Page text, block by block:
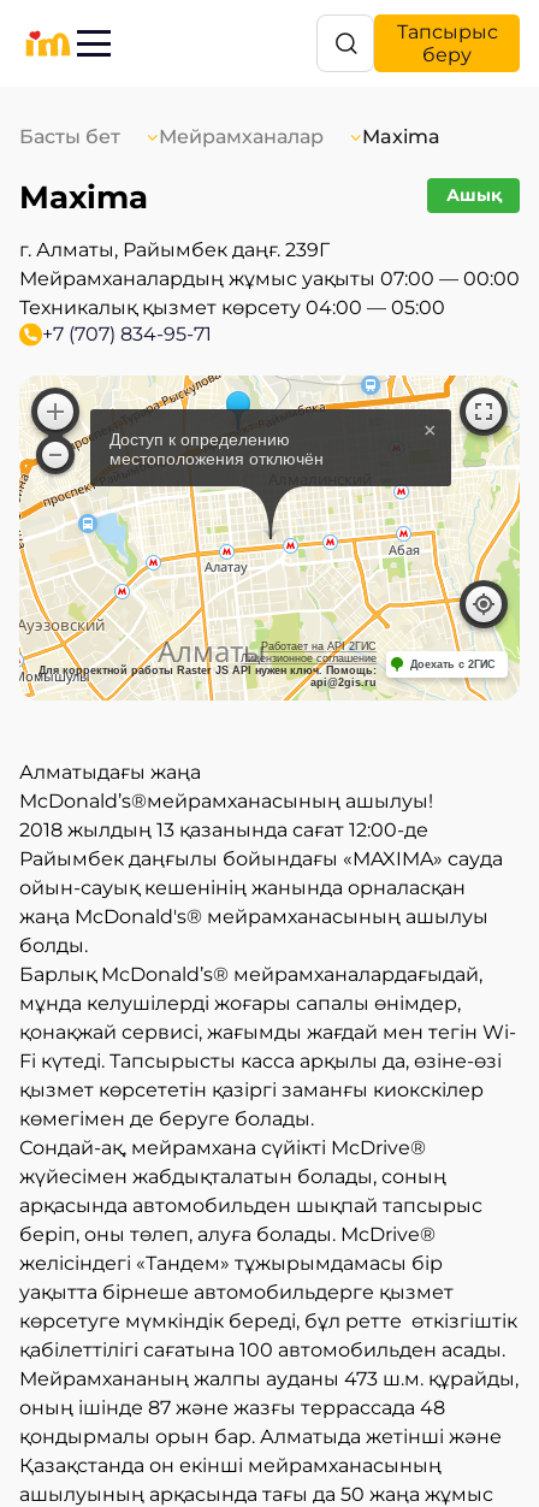
Тапсырыс
беру
Басты бет Мейрамханалар Maxima
Maxima Ашық
г. Алматы, Райымбек даңғ. 239Г
Мейрамханалардың жұмыс уақыты 07:00 — 00:00
Техникалық қызмет көрсету 04:00 — 05:00
+7 (707) 834-95-71
×
Доступ к определению
местоположения отключён
Работает на API 2ГИС
Лицензионное соглашение
Для корректной работы Raster JS API нужен ключ. Помощь:
api@2gis.ru
Доехать с 2ГИС
Алматыдағы жаңа
McDonald’s®мейрамханасының ашылуы!
2018 жылдың 13 қазанында сағат 12:00-де
Райымбек даңғылы бойындағы «MAXIMA» сауда
ойын-сауық кешенінің жанында орналасқан
жаңа McDonald's® мейрамханасының ашылуы
болды.
Барлық McDonald’s® мейрамханалардағыдай,
мұнда келушілерді жоғары сапалы өнімдер,
қонақжай сервисі, жағымды жағдай мен тегін Wi-
Fi күтеді. Тапсырысты касса арқылы да, өзіне-өзі
қызмет көрсететін қазіргі заманғы киокскілер
көмегімен де беруге болады.
Сондай-ақ, мейрамхана сүйікті McDrive®
жүйесімен жабдықталатын болады, соның
арқасында автомобильден шықпай тапсырыс
беріп, оны төлеп, алуға болады. McDrive®
желісіндегі «Тандем» тұжырымдамасы бір
уақытта бірнеше автомобильдерге қызмет
көрсетуге мүмкіндік береді, бұл ретте өткізгіштік
қабілеттілігі сағатына 100 автомобильден асады.
Мейрамхананың жалпы ауданы 473 ш.м. құрайды,
оның ішінде 87 және жазғы террассада 48
қондырмалы орын бар. Алматыда жетінші және
Қазақстанда он екінші мейрамханасының
ашылуының арқасында тағы да 50 жаңа жұмыс